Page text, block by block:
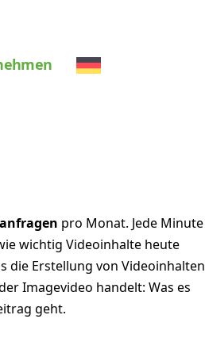
pro Monat. Jede Minute
wichtig Videoinhalte heute
die Erstellung von Videoinhalten
Imagevideo handelt: Was es
geht.